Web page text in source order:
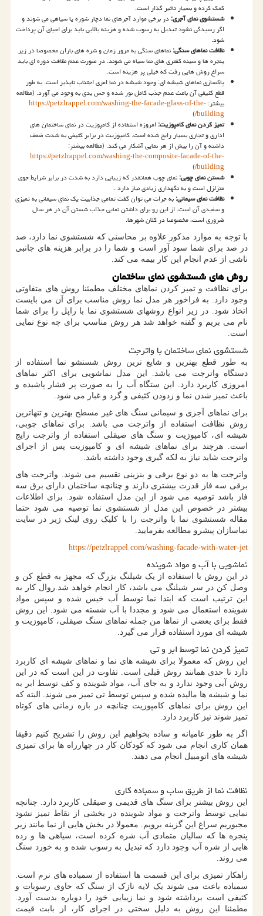
کمک کرده و بسیار تاثیر گذار است.
شستشوی نمای آجری:در برخی موارد آجرهای نما دچار شوره یا سیاهی می شوند و
اگر رسیدگی نشود تبدیل به رسوب شده و هزینه بالایی باید برای احیای آن پرداخت
شود.
نظافت نماهای سنگی:نماهای سنگی به مرور زمان و شره های باران مخصوصا در زیر
پنجره ها و سینه کفتری های نما سیاه می شوند. در صورت عدم نظافت دوره ای باید
سراغ روش هایی رفت که خیلی پر هزینه است.
پاکسازی نماهای شیشه ای: وجود شیشه در نما امری اجتناب ناپذیر است. به طور
قطع کثیفی آن باعث عدم جذب کامل نور شده و حس بدی به وجود می آورد. (مطالعه
بیشتر:https://petzlrappel.com/washing-the-facade-glass-of-the-
building
/
)
تمیز کردن نمای کامپوزیت:امروزه استفاده از کامپوزیت در نمای ساختمان های
اداری و تجاری بسیار رایج شده است. کامپوزیت در برابر کثیفی به شدت ضعف
داشته و آن را بیش از هر نمایی آشکار می کند. (مطالعه بیشتر:
https://petzlrappel.com/washing-the-composite-facade-of-the-
building
/
)
شستن نمای چوبی:نمای چوب همانقدر که زیبایی دارد به شدت در برابر شرایط جوی
متزلزل است و به نگهداری زیادی نیاز دارد.
نظافت نمای سیمانی:به جرات می توان گفت تمامی جذابیت یک نمای سیمانی به تمیزی
و سفیدی آن است. از این رو برای داشتن نمایی جذاب شستن آن در هر سال
ضروری است، مخصوصا در کلان شهرها.
با توجه به موارد مذکور علاوه بر محاسنی که شستشوی نما دارد، صد
در صد برای شما سود آور است و شما را در برابر هزینه های جانبی
ناشی از عدم انجام این کار بیمه می کند.
روش های شستشوی نمای ساختمان
برای نظافت و تمیز کردن نماهای مختلف مطمئنا روش های متفاوتی
وجود دارد. به فراخور هر مدل نما روش مناسب برای آن می بایست
اتخاذ شود. در زیر انواع روشهای شستشوی نما با راپل را برای شما
نام می بریم و گفته خواهد شد هر روش مناسب برای چه نوع نمایی
است.
شستشوی نمای ساختمان با واترجت
به طور قطع بهترین و شایع ترین روش شستشو نما استفاده از
دستگاه واترجت می باشد. این مدل نماشویی برای اکثر نماهای
امروزی کاربرد دارد. این ستگاه آب را به صورت پر فشار پاشیده و
باعث تمیز شدن نما و زدودن کثیفی و گرد و غبار می شود.
برای نماهای آجری و سیمانی سنگ های غیر مسطح بهترین و تنهاترین
روش نظافت استفاده از واترجت می باشد. برای نماهای چوبی،
شیشه ای، کامپوزیت و سنگ های صیقلی استفاده از واترجت رایج
است. هرچند برای نماهای شیشه ای و کامپوزیت پس از اجرای
واترجت شاید نیاز به لکه گیری وجود داشته باشد.
واترجت ها به دو نوع برقی و بنزینی تقسیم می شوند. واترجت های
برقی سه فاز قدرت بیشتری دارند و چنانچه ساختمان دارای برق سه
فاز باشد توصیه می شود از این مدل استفاده شود. برای اطلاعات
بیشتر در خصوص این مدل از شستشوی نما توصیه می شود حتما
مقاله شستشوی نما با واترجت را با کلیک روی لینک زیر در سایت
نماسازان پیشرو مطالعه بفرمایید.
https://petzlrappel.com/washing-facade-with-water-jet
نماشویی با آب و مواد شوینده
در این روش با استفاده از یک شیلنگ بزرگ که مجهز به قطع کن و
وصل کن در سر شیلنگ می باشد، کار انجام خواهد شد.روال کار به
این ترتیب است که ابتدا نما توسط آب خیس شده و سپس مواد
شوینده استعمال می شود و مجددا با آب شسته می شود. این روش
فقط برای بعضی از نماها من جمله نماهای سنگ صیقلی، کامپوزیت و
شیشه ای مورد استفاده قرار می گیرد.
تمیز کردن نما توسط ابر و تی
این روش که معمولا برای شیشه های نما و نماهای شیشه ای کاربرد
دارد تا حدی همانند روش قبلی است. تفاوت در این است که در این
روش آبی وجود ندارد و به جای آب، مواد شوینده و کف توسط ابر به
نما و شیشه ها مالیده شده و سپس توسط تی تمیز می شوند. البته که
این روش برای نماهای کامپوزیت چنانچه در بازه زمانی های کوتاه
تمیز شوند نیز کاربرد دارد.
اگر به طور عامیانه و ساده بخواهیم این روش را تشریح کنیم دقیقا
همان کاری انجام می شود که کودکان کار در چهارراه ها برای تمیزی
شیشه های اتومبیل انجام می دهند.
نظافت نما از طریق ساب و سمباده کاری
این روش بیشتر برای سنگ های قدیمی و صیقلی کاربرد دارد. چنانچه
نمایی توسط واترجت و مواد شوینده در بخشی از نقاط تمیز نشود
مجبوریم سراغ این گزینه برویم. معمولا در بخش هایی از نما مانند زیر
پنجره ها که سالیان متمادی آب شره کرده است، سیاهی ها و رده
هایی از شره آب وجود دارد که تبدیل به رسوب شده و به خورد سنگ
می روند.
راهکار تمیزی برای این قسمت ها استفاده از سمباده های نرم است.
سمباده باعث می شوند یک لایه نازک از سنگ که حاوی رسوبات و
کثیفی است برداشته شود و نما زیبایی خود را دوباره بدست آورد.
مطمئنا این روش به دلیل سختی در اجرای کار، از بابت قیمت